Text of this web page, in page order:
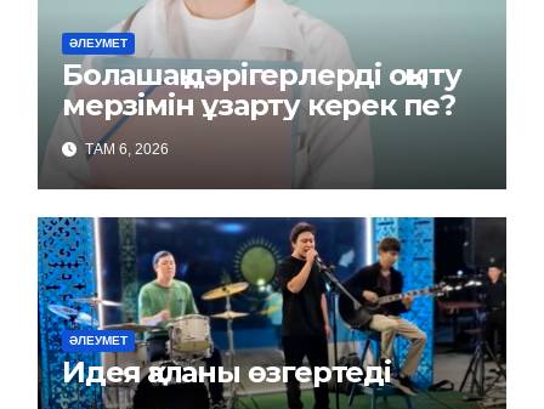
ӘЛЕУМЕТ
Болашақ дәрігерлерді оқыту
мерзімін ұзарту керек пе?
ТАМ 6, 2026
ӘЛЕУМЕТ
Идея қаланы өзгертеді